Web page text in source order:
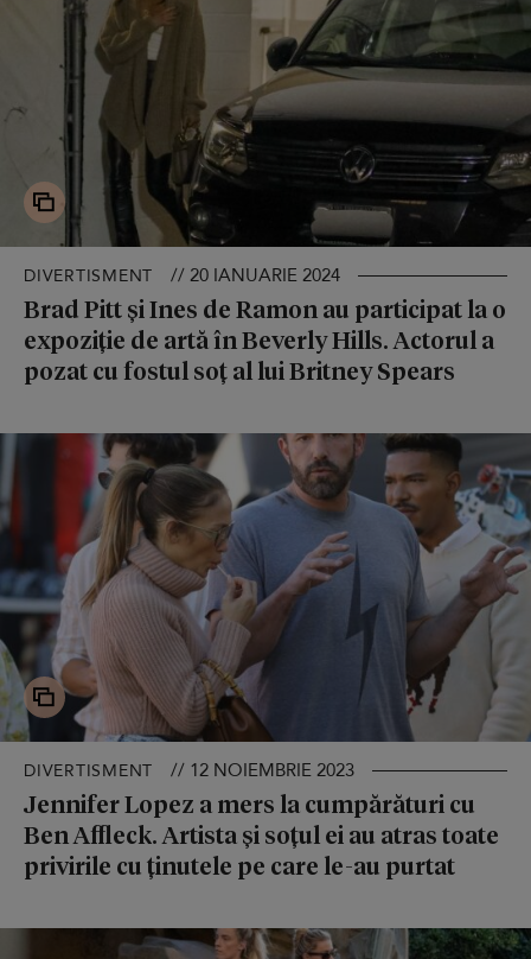
DIVERTISMENT // 20 IANUARIE 2024
Brad Pitt și Ines de Ramon au participat la o
expoziție de artă în Beverly Hills. Actorul a
pozat cu fostul soț al lui Britney Spears
DIVERTISMENT // 12 NOIEMBRIE 2023
Jennifer Lopez a mers la cumpărături cu
Ben Affleck. Artista și soțul ei au atras toate
privirile cu ținutele pe care le-au purtat